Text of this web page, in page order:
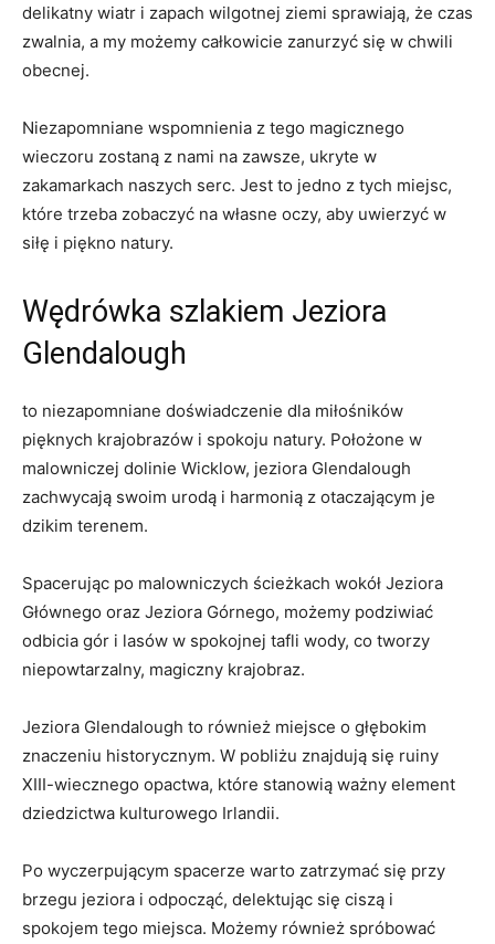
delikatny wiatr i zapach wilgotnej ziemi sprawiają, że⁢ czas
zwalnia, a my ‍możemy całkowicie zanurzyć się ⁣w chwili
obecnej.
Niezapomniane wspomnienia z tego magicznego
wieczoru zostaną z nami na ⁤zawsze, ukryte w
zakamarkach naszych serc. Jest ⁣to jedno z tych miejsc,
które trzeba zobaczyć na własne oczy, aby uwierzyć w
siłę i piękno natury.
Wędrówka szlakiem Jeziora
Glendalough
to niezapomniane doświadczenie dla miłośników
pięknych krajobrazów i spokoju natury. Położone w
malowniczej‍ dolinie Wicklow,⁢ jeziora Glendalough
zachwycają swoim urodą i harmonią z otaczającym je
dzikim terenem.
Spacerując po malowniczych ścieżkach ⁣wokół Jeziora
Głównego oraz ‍Jeziora Górnego, możemy podziwiać
odbicia gór i lasów w spokojnej tafli‍ wody, co tworzy
niepowtarzalny, magiczny krajobraz.
Jeziora Glendalough to również miejsce ​o głębokim
znaczeniu historycznym. W pobliżu znajdują się ruiny
XIII-wiecznego opactwa, które stanowią ważny ​element
dziedzictwa kulturowego Irlandii.
Po wyczerpującym spacerze warto zatrzymać się przy
brzegu jeziora i odpocząć, delektując⁢ się ciszą i
spokojem tego miejsca. Możemy również spróbować